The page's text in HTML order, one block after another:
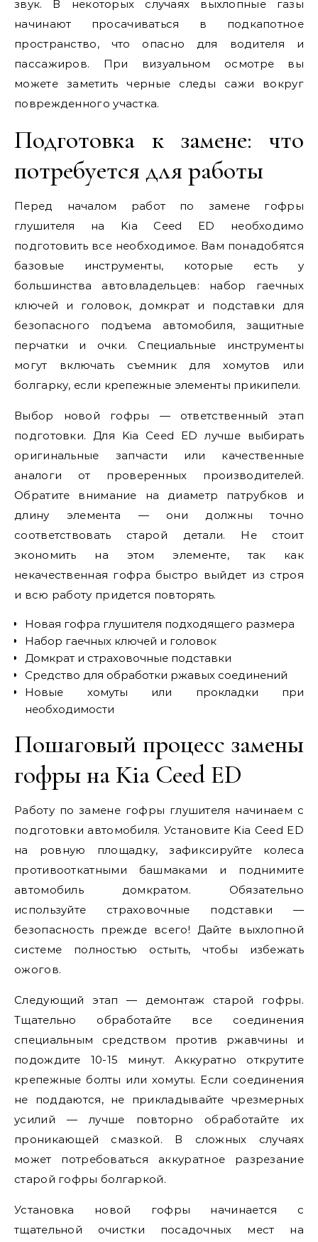
звук. В некоторых случаях выхлопные газы
начинают просачиваться в подкапотное
пространство, что опасно для водителя и
пассажиров. При визуальном осмотре вы
можете заметить черные следы сажи вокруг
поврежденного участка.
Подготовка к замене: что
потребуется для работы
Перед началом работ по замене гофры
глушителя на Kia Ceed ED необходимо
подготовить все необходимое. Вам понадобятся
базовые инструменты, которые есть у
большинства автовладельцев: набор гаечных
ключей и головок, домкрат и подставки для
безопасного подъема автомобиля, защитные
перчатки и очки. Специальные инструменты
могут включать съемник для хомутов или
болгарку, если крепежные элементы прикипели.
Выбор новой гофры — ответственный этап
подготовки. Для Kia Ceed ED лучше выбирать
оригинальные запчасти или качественные
аналоги от проверенных производителей.
Обратите внимание на диаметр патрубков и
длину элемента — они должны точно
соответствовать старой детали. Не стоит
экономить на этом элементе, так как
некачественная гофра быстро выйдет из строя
и всю работу придется повторять.
Новая гофра глушителя подходящего размера
Набор гаечных ключей и головок
Домкрат и страховочные подставки
Средство для обработки ржавых соединений
Новые хомуты или прокладки при
необходимости
Пошаговый процесс замены
гофры на Kia Ceed ED
Работу по замене гофры глушителя начинаем с
подготовки автомобиля. Установите Kia Ceed ED
на ровную площадку, зафиксируйте колеса
противооткатными башмаками и поднимите
автомобиль домкратом. Обязательно
используйте страховочные подставки —
безопасность прежде всего! Дайте выхлопной
системе полностью остыть, чтобы избежать
ожогов.
Следующий этап — демонтаж старой гофры.
Тщательно обработайте все соединения
специальным средством против ржавчины и
подождите 10-15 минут. Аккуратно открутите
крепежные болты или хомуты. Если соединения
не поддаются, не прикладывайте чрезмерных
усилий — лучше повторно обработайте их
проникающей смазкой. В сложных случаях
может потребоваться аккуратное разрезание
старой гофры болгаркой.
Установка новой гофры начинается с
тщательной очистки посадочных мест на